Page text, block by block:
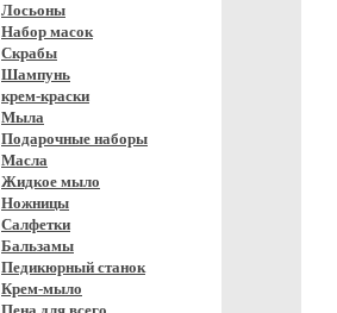
Лосьоны
Набор масок
Скрабы
Шампунь
крем-краски
Мыла
Подарочные наборы
Масла
Жидкое мыло
Ножницы
Салфетки
Бальзамы
Педикюрный станок
Крем-мыло